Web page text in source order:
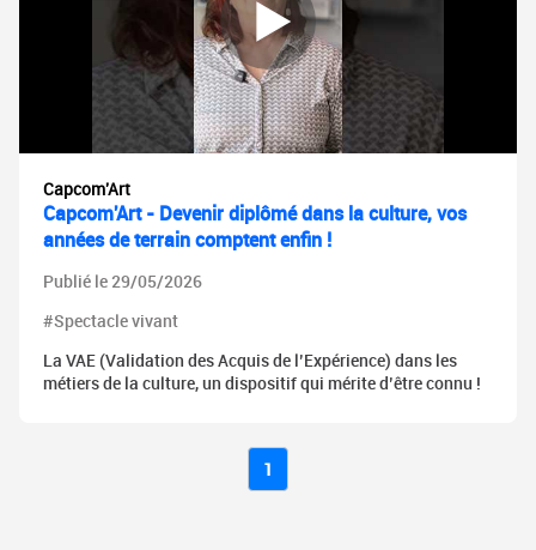
Capcom'Art
Capcom'Art - Devenir diplômé dans la culture, vos
années de terrain comptent enfin !
Publié le 29/05/2026
#Spectacle vivant
La VAE (Validation des Acquis de l’Expérience) dans les
métiers de la culture, un dispositif qui mérite d’être connu !
1